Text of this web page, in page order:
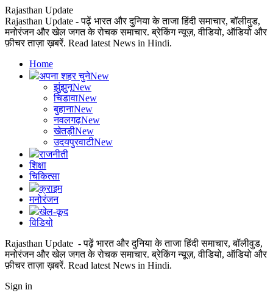
Rajasthan Update
Rajasthan Update - पढ़ें भारत और दुनिया के ताजा हिंदी समाचार, बॉलीवुड,
मनोरंजन और खेल जगत के रोचक समाचार. ब्रेकिंग न्यूज़, वीडियो, ऑडियो और
फ़ीचर ताज़ा ख़बरें. Read latest News in Hindi.
Home
अपना शहर चुनेNew
झुंझुनूNew
चिडावाNew
बुहानाNew
नवलगढ़New
खेतड़ीNew
उदयपुरवाटीNew
राजनीती
शिक्षा
चिकित्सा
क्राइम
मनोरंजन
खेल-कूद
विडियो
Rajasthan Update - पढ़ें भारत और दुनिया के ताजा हिंदी समाचार, बॉलीवुड,
मनोरंजन और खेल जगत के रोचक समाचार. ब्रेकिंग न्यूज़, वीडियो, ऑडियो और
फ़ीचर ताज़ा ख़बरें. Read latest News in Hindi.
Sign in